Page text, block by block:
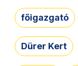
főigazgató
Dürer Kert